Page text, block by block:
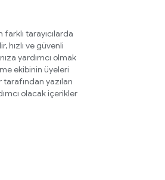
farklı tarayıcılarda
hızlı ve güvenli
yardımcı olmak
ekibinin üyeleri
tarafından yazılan
olacak içerikler